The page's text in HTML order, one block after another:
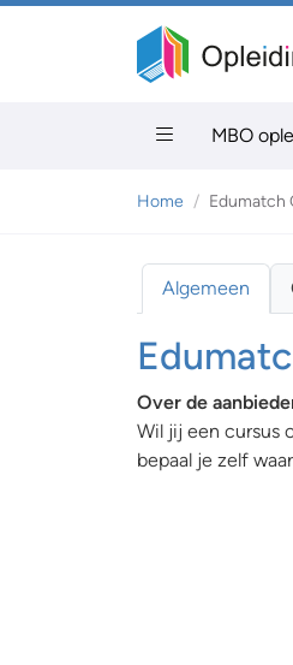
MBO
Home Edumatch
Algemeen
Over de
Wil jij een cursus
bepaal je zelf